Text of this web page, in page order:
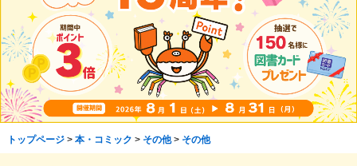
トップページ> 本・コミック > その他> その他